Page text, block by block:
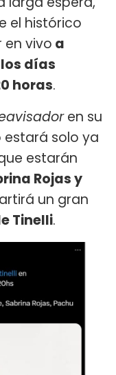
el histórico
en vivo a
días
horas.
en su
estará solo ya
estarán
Rojas y
un gran
Tinelli.